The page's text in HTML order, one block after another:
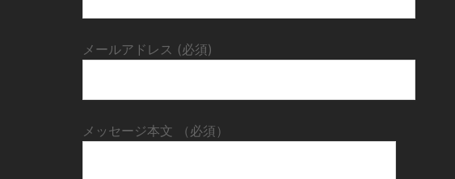
メールアドレス (必須)
メッセージ本文 （必須）